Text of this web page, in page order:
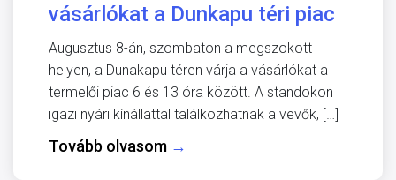
vásárlókat a Dunkapu téri piac
Augusztus 8-án, szombaton a megszokott
helyen, a Dunakapu téren várja a vásárlókat a
termelői piac 6 és 13 óra között. A standokon
igazi nyári kínállattal találkozhatnak a vevők, […]
Tovább olvasom →